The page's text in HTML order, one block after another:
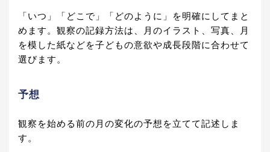
「いつ」「どこで」「どのように」を明確にしてまと
めます。観察の記録方法は、月のイラスト、写真、月
を模した紙などを子どもの意欲や成長段階に合わせて
選びます。
予想
観察を始める前の月の変化の予想を立てて記述しま
す。